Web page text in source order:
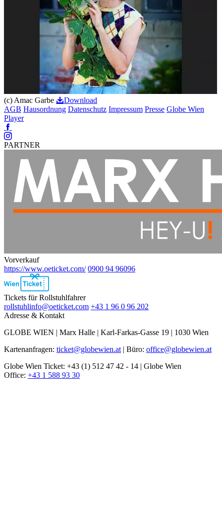
(c) Amac Garbe
Download
AGB Hausordnung Datenschutz Impressum Presse Globe Wien
Player
Facebook
Instagram
PARTNER
Vorverkauf
https://www.oeticket.com/ 0900 94 96096
Ebene
2
Tickets für Rollstuhlfahrer
rollstuhlinfo@oeticket.com +43 1 96 0 96 202
Adresse & Kontakt
GLOBE WIEN | Marx Halle | Karl-Farkas-Gasse 19 | 1030 Wien
Kartenanfragen: ticket@globewien.at | Büro: office@globewien.at
Globe Wien Ticket: +43 (1) 512 47 42 - 14 | Globe Wien
Office: +43 1 588 93 30